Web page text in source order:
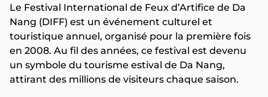
Le Festival International de Feux d’Artifice de Da
Nang (DIFF) est un événement culturel et
touristique annuel, organisé pour la première fois
en 2008. Au fil des années, ce festival est devenu
un symbole du tourisme estival de Da Nang,
attirant des millions de visiteurs chaque saison.